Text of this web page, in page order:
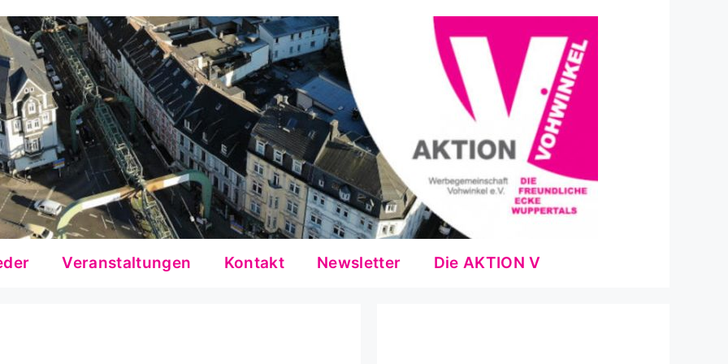
Veranstaltungen Kontakt Newsletter Die AKTION V